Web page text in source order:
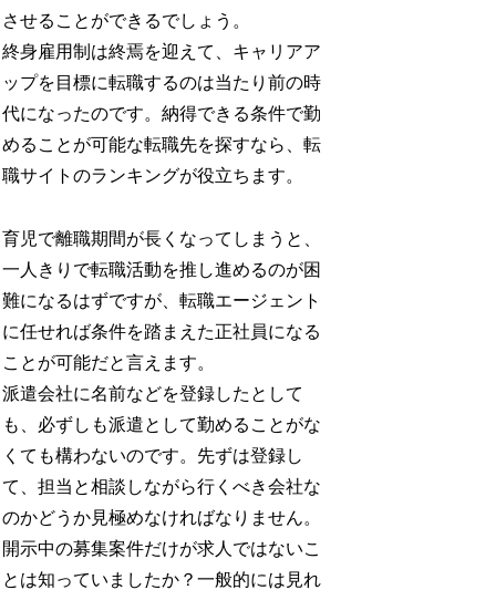
させることができるでしょう。
終身雇用制は終焉を迎えて、キャリアア
ップを目標に転職するのは当たり前の時
代になったのです。納得できる条件で勤
めることが可能な転職先を探すなら、転
職サイトのランキングが役立ちます。
育児で離職期間が長くなってしまうと、
一人きりで転職活動を推し進めるのが困
難になるはずですが、転職エージェント
に任せれば条件を踏まえた正社員になる
ことが可能だと言えます。
派遣会社に名前などを登録したとして
も、必ずしも派遣として勤めることがな
くても構わないのです。先ずは登録し
て、担当と相談しながら行くべき会社な
のかどうか見極めなければなりません。
開示中の募集案件だけが求人ではないこ
とは知っていましたか？一般的には見れ